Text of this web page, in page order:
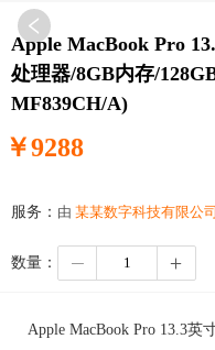
Apple MacBook Pro
处理器/8GB内存/
MF839CH/A)
￥9288
服务： 由 某某数字科技有限公司
数量：
Apple MacBook Pro 13.3英